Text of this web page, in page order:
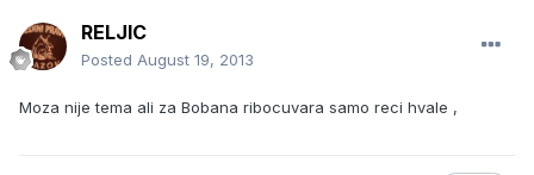
RELJIC
Posted August 19, 2013
Moza nije tema ali za Bobana ribocuvara samo reci hvale ,